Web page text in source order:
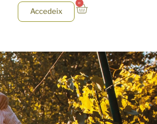
Accedeix
0